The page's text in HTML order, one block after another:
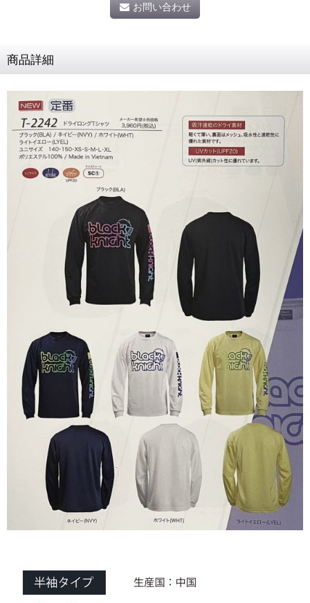
お問い合わせ
商品詳細